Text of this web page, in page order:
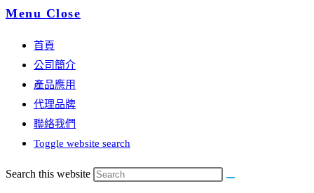
Menu Close
首頁
公司簡介
產品應用
代理品牌
聯絡我們
Toggle website search
Search this website